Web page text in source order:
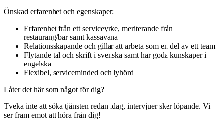
Önskad erfarenhet och egenskaper:
Erfarenhet från ett serviceyrke, meriterande från
restaurang/bar samt kassavana
Relationsskapande och gillar att arbeta som en del av ett team
Flytande tal och skrift i svenska samt har goda kunskaper i
engelska
Flexibel, serviceminded och lyhörd
Låter det här som något för dig?
Tveka inte att söka tjänsten redan idag, intervjuer sker löpande. Vi
ser fram emot att höra från dig!